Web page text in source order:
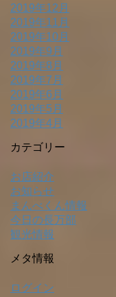
2019年12月
2019年11月
2019年10月
2019年9月
2019年8月
2019年7月
2019年6月
2019年5月
2019年4月
カテゴリー
お店紹介
お知らせ
まんべくん情報
今日の長万部
観光情報
メタ情報
ログイン